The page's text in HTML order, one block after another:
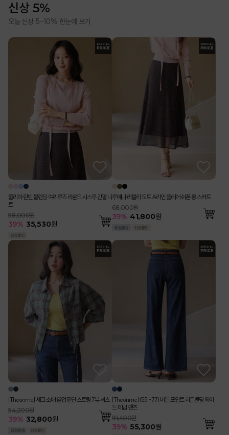
신상 5%
오늘 신상 5-10% 한눈에 보기
올리아 린넨 블렌딩 여리루즈 라운드 시스루 긴팔 니
트
58,000원
39% 35,530원
루애나 러블리 도트 A라인 플레어 쉬폰 롱 스커트
68,000원
39% 41,800원
[Theonme] 체크 소매 롤업 밑단 스트링 7부 셔츠
54,200원
39% 32,800원
[Theonme] (55~77) 버튼 포인트 히든밴딩 와이
드 데님 팬츠
91,400원
39% 55,300원